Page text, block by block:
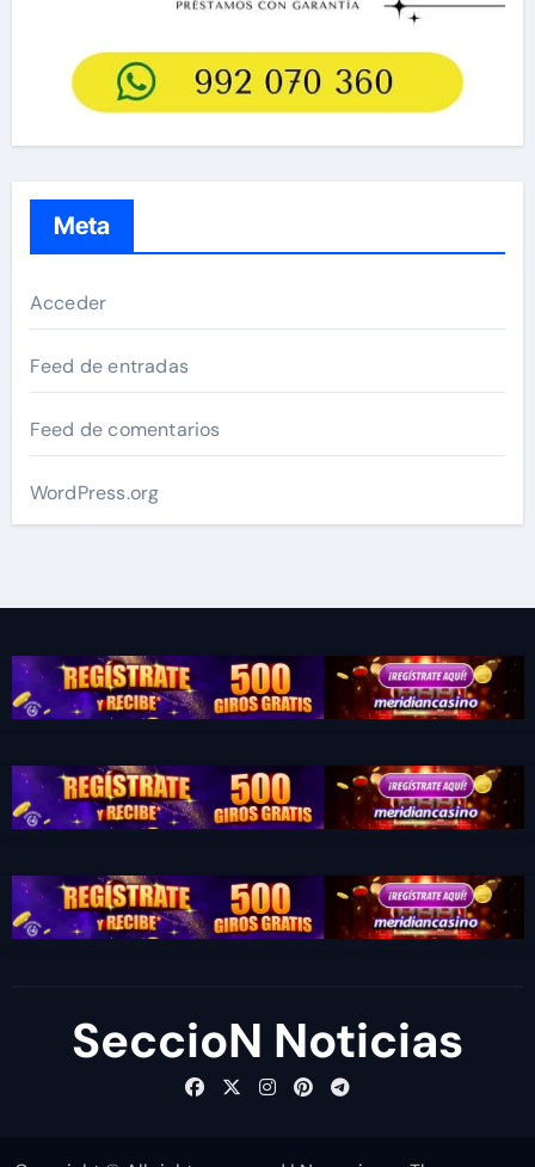
Meta
Acceder
Feed de entradas
Feed de comentarios
WordPress.org
SeccioN Noticias